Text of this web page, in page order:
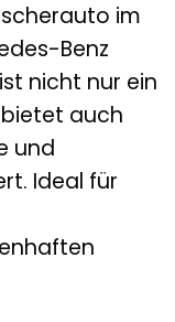
im
Benz
ist nicht nur ein
auch
und
Ideal für